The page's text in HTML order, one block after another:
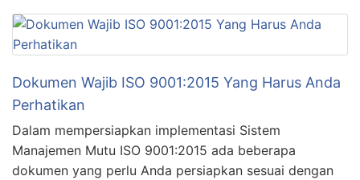
Dokumen Wajib ISO 9001:2015 Yang Harus Anda
Perhatikan
Dalam mempersiapkan implementasi Sistem
Manajemen Mutu ISO 9001:2015 ada beberapa
dokumen yang perlu Anda persiapkan sesuai dengan